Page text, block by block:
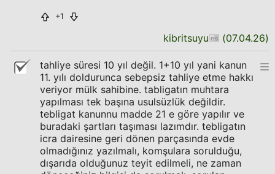
+1
kibritsuyu (07.04.26)
tahliye süresi 10 yıl değil. 1+10 yıl yani kanun
11. yılı doldurunca sebepsiz tahliye etme hakkı
veriyor mülk sahibine. tabligatın muhtara
yapılması tek başına usulsüzlük değildir.
tebligat kanunnu madde 21 e göre yapılır ve
buradaki şartları taşıması lazımdır. tebligatın
icra dairesine geri dönen parçasında evde
olmadığınız yazılmalı, komşulara sorulduğu,
dışarıda olduğunuz teyit edilmeli, ne zaman